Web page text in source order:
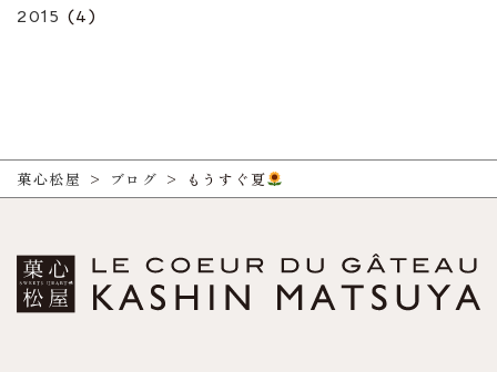
2015 (4)
菓心松屋 > ブログ > もうすぐ夏